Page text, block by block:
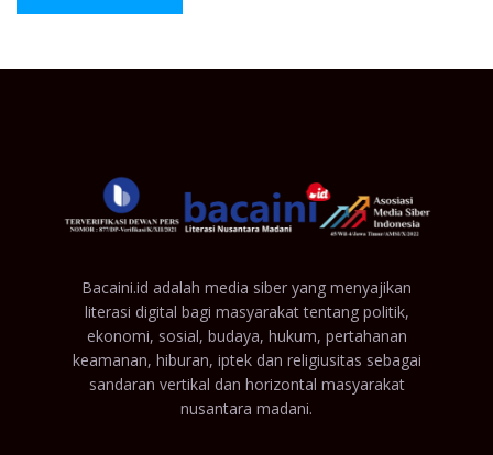
Bacaini.id adalah media siber yang menyajikan
literasi digital bagi masyarakat tentang politik,
ekonomi, sosial, budaya, hukum, pertahanan
keamanan, hiburan, iptek dan religiusitas sebagai
sandaran vertikal dan horizontal masyarakat
nusantara madani.